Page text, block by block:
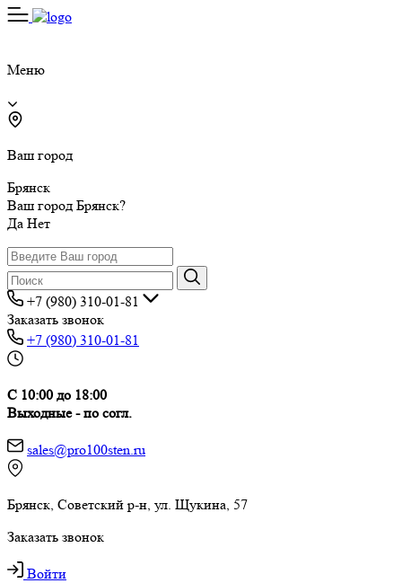
Меню
Ваш город
Брянск
Ваш город Брянск?
Да Нет
+7 (980) 310-01-81
Заказать звонок
+7 (980) 310-01-81
С 10:00 до 18:00
Выходные - по согл.
sales@pro100sten.ru
Брянск, Советский р-н, ул. Щукина, 57
Заказать звонок
Войти